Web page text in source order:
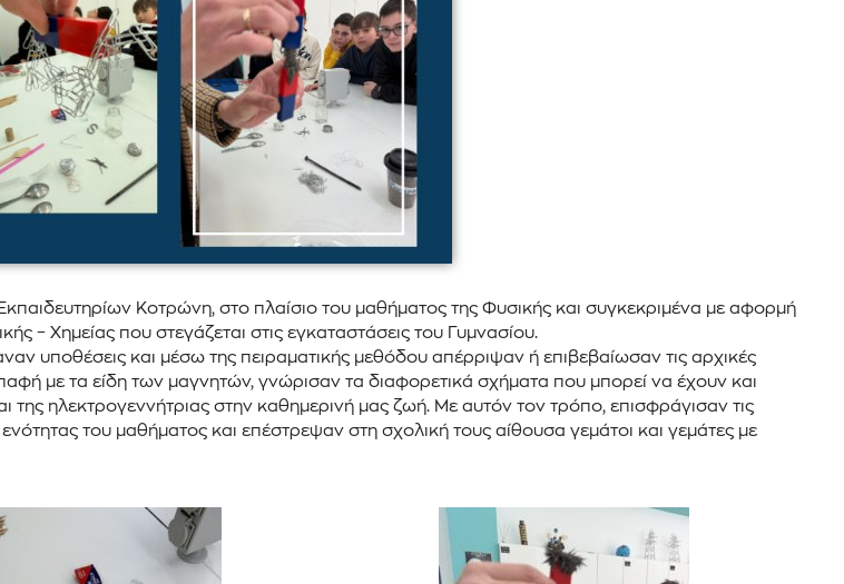
Κοτρώνη, στο πλαίσιο του μαθήματος της Φυσικής και συγκεκριμένα με αφορμή
– Χημείας που στεγάζεται στις εγκαταστάσεις του Γυμνασίου.
υποθέσεις και μέσω της πειραματικής μεθόδου απέρριψαν ή επιβεβαίωσαν τις αρχικές
με τα είδη των μαγνητών, γνώρισαν τα διαφορετικά σχήματα που μπορεί να έχουν και
ηλεκτρογεννήτριας στην καθημερινή μας ζωή. Με αυτόν τον τρόπο, επισφράγισαν τις
του μαθήματος και επέστρεψαν στη σχολική τους αίθουσα γεμάτοι και γεμάτες με